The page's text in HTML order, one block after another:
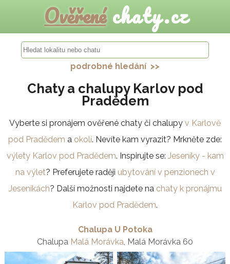
Ověřenéchaty.cz
podrobné hledání >>
Chaty a chalupy Karlov pod
Pradědem
Vyberte si pronájem ověřené chaty či chalupy v Karlově
pod Pradědem a okolí. Nevíte kam vyrazit? Mrkněte zde:
výlety Karlov pod Pradědem. Inspirujte se: Jeseníky - kam
na výlet? Preferujete raději ubytování v penzionech v
Jeseníkách? Další možnosti najdete na chaty k pronájmu
Karlov pod Pradědem.
Chalupa U Potoka
Chalupa Malá Morávka, Malá Morávka 60